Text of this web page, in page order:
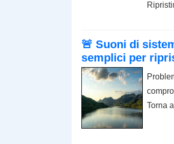
🚨 Suoni di
semplici per
Torna